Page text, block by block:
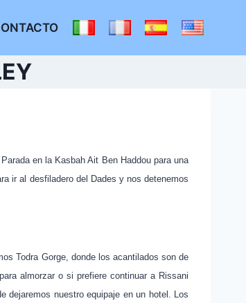
Parada en la Kasbah Ait Ben Haddou para una
ir al desfiladero del Dades y nos detenemos
Todra Gorge, donde los acantilados son de
almorzar o si prefiere continuar a Rissani
dejaremos nuestro equipaje en un hotel. Los